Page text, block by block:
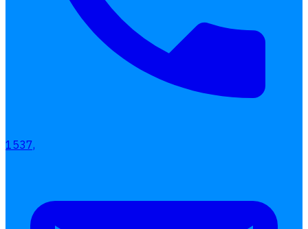
เลือกหัวข้อที่คุณสนใจ
1537,